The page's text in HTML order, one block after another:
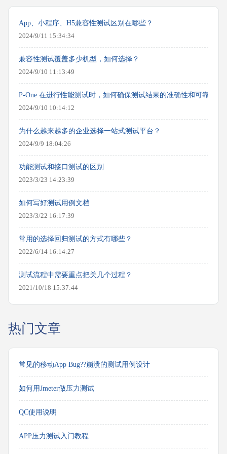
App、小程序、H5兼容性测试区别在哪些？
2024/9/11 15:34:34
兼容性测试覆盖多少机型，如何选择？
2024/9/10 11:13:49
P-One 在进行性能测试时，如何确保测试结果的准确性和可靠性？
2024/9/10 10:14:12
为什么越来越多的企业选择一站式测试平台？
2024/9/9 18:04:26
功能测试和接口测试的区别
2023/3/23 14:23:39
如何写好测试用例文档
2023/3/22 16:17:39
常用的选择回归测试的方式有哪些？
2022/6/14 16:14:27
测试流程中需要重点把关几个过程？
2021/10/18 15:37:44
热门文章
常见的移动App Bug??崩溃的测试用例设计
如何用Jmeter做压力测试
QC使用说明
APP压力测试入门教程